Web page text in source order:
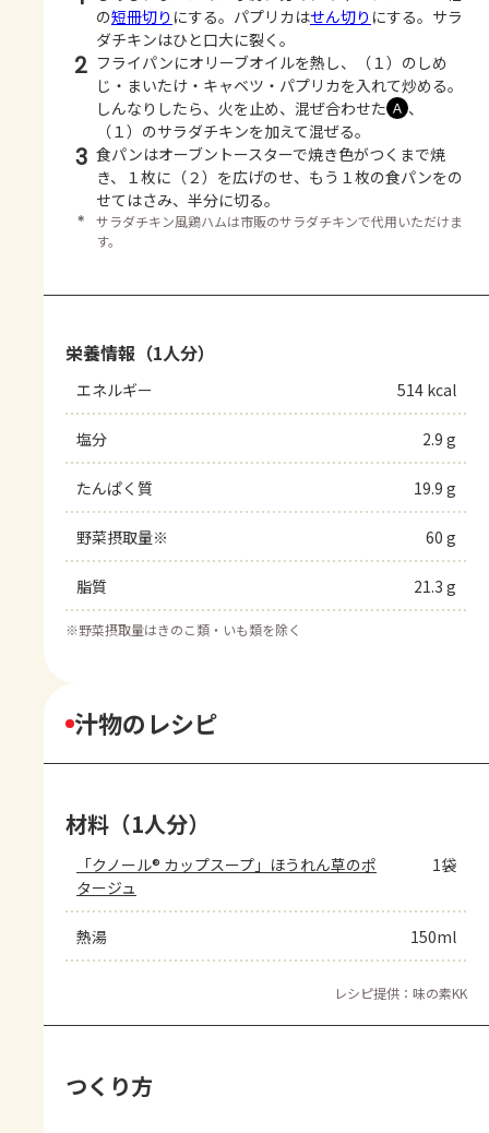
の短冊切り にする。パプリカはせん切り にする。サラ
ダチキンはひと口大に裂く。
2 フライパンにオリーブオイルを熱し、（１）のしめ
じ・まいたけ・キャベツ・パプリカを入れて炒める。
しんなりしたら、火を止め、混ぜ合わせた Ａ 、
（１）のサラダチキンを加えて混ぜる。
3 食パンはオーブントースターで焼き色がつくまで焼
き、１枚に（２）を広げのせ、もう１枚の食パンをの
せてはさみ、半分に切る。
＊
サラダチキン風鶏ハムは市販のサラダチキンで代用いただけま
す。
栄養情報（1人分）
エネルギー 514 kcal
塩分 2.9 g
たんぱく質 19.9 g
野菜摂取量※ 60 g
脂質 21.3 g
※野菜摂取量はきのこ類・いも類を除く
汁物のレシピ
材料（1人分）
「クノール® カップスープ」ほうれん草のポ
タージュ
1袋
熱湯 150ml
レシピ提供：味の素KK
つくり方